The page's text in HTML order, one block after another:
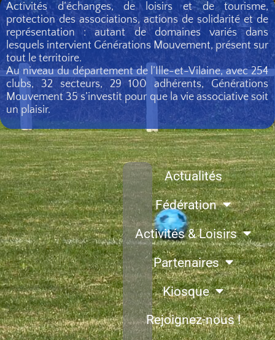
Activités d’échanges, de loisirs et de tourisme,
protection des associations, actions de solidarité et de
représentation : autant de domaines variés dans
lesquels intervient Générations Mouvement, présent sur
tout le territoire.
Au niveau du département de l’Ille-et-Vilaine, avec 254
clubs, 32 secteurs, 29 100 adhérents, Générations
Mouvement 35 s’investit pour que la vie associative soit
un plaisir.
Actualités
Fédération
Activités & Loisirs
Partenaires
Kiosque
Rejoignez-nous !